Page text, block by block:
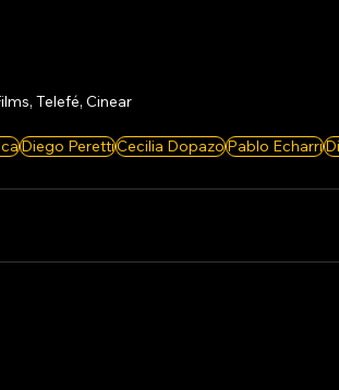
Telefé, Cinear
Diego PerettiCecilia DopazoPablo Echarri